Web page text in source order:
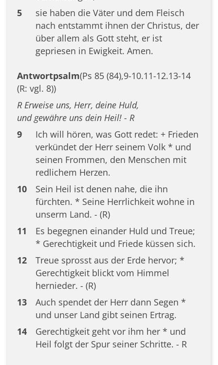
5
sie haben die Väter und dem Fleisch
nach entstammt ihnen der Christus, der
über allem als Gott steht, er ist
gepriesen in Ewigkeit. Amen.
Antwortpsalm(Ps 85 (84),9-10.11-12.13-14
(R: vgl. 8))
R Erweise uns, Herr, deine Huld,
und gewähre uns dein Heil! - R
9
Ich will hören, was Gott redet: + Frieden
verkündet der Herr seinem Volk * und
seinen Frommen, den Menschen mit
redlichem Herzen.
10
Sein Heil ist denen nahe, die ihn
fürchten. * Seine Herrlichkeit wohne in
unserm Land. - (R)
11
Es begegnen einander Huld und Treue;
* Gerechtigkeit und Friede küssen sich.
12
Treue sprosst aus der Erde hervor; *
Gerechtigkeit blickt vom Himmel
hernieder. - (R)
13
Auch spendet der Herr dann Segen *
und unser Land gibt seinen Ertrag.
14
Gerechtigkeit geht vor ihm her * und
Heil folgt der Spur seiner Schritte. - R